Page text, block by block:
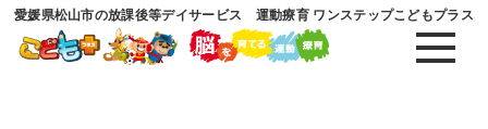
愛媛県松山市の放課後等デイサービス 運動療育 ワンステップこどもプラス